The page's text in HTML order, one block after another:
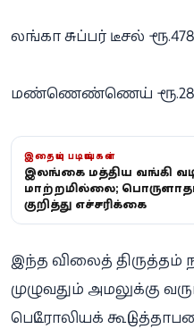
லங்கா சுப்பர் டீசல் –
மண்ணெண்ணெய் –
இதையும் படியுங்கள்
இலங்கை மத்திய வங்கி
மாற்றமில்லை;
குறித்து எச்சரிக்கை
இந்த விலைத் திருத்தம்
முழுவதும் அமலுக்கு
பெட்ரோலியக்